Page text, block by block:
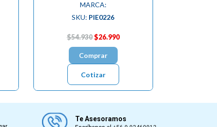
MARCA:
SKU: PIE0226
$54.930$26.990
Comprar
Cotizar
Te Asesoramos